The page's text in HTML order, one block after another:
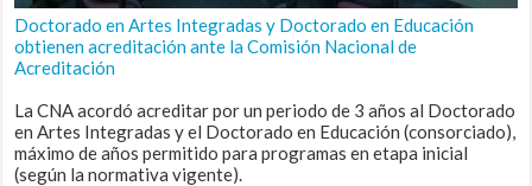
Doctorado en Artes Integradas y Doctorado en Educación
obtienen acreditación ante la Comisión Nacional de
Acreditación
La CNA acordó acreditar por un periodo de 3 años al Doctorado
en Artes Integradas y el Doctorado en Educación (consorciado),
máximo de años permitido para programas en etapa inicial
(según la normativa vigente).